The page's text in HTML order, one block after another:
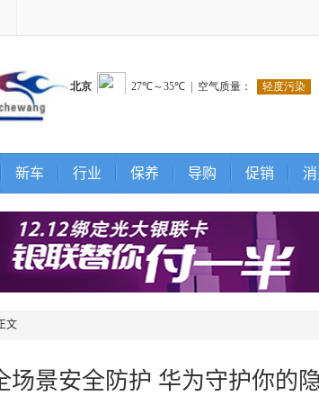
新车 行业 保养 导购 促销
文
场景安全防护 华为守护你的